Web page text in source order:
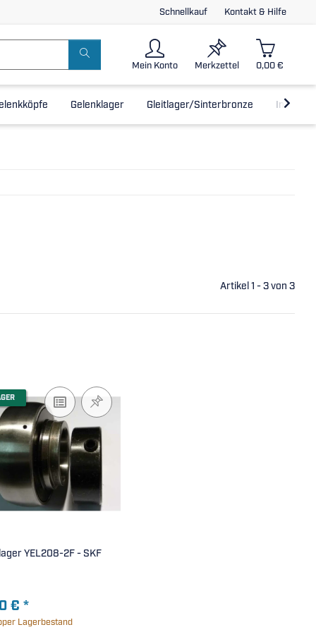
Schnellkauf Kontakt & Hilfe
Mein Konto Merkzettel 0,00 €
Gelenklager Gleitlager/Sinterbronze Inline-
Artikel 1 - 3 von 3
YEL208-2F - SKF
€ *
Lagerbestand